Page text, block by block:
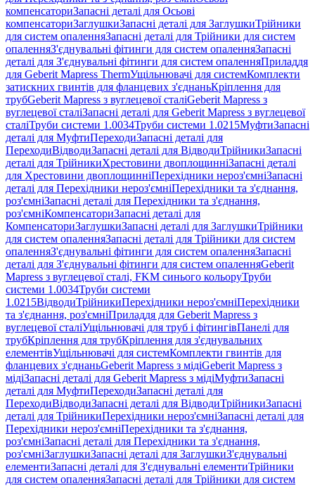
компенсаториЗапасні деталі для Осьові
компенсаториЗаглушкиЗапасні деталі для ЗаглушкиТрійники
для систем опаленняЗапасні деталі для Трійники для систем
опаленняЗ'єднувальні фітинги для систем опаленняЗапасні
деталі для З'єднувальні фітинги для систем опаленняПриладдя
для Geberit Mapress ThermУщільнювачі для системКомплекти
затискних гвинтів для фланцевих з'єднаньКріплення для
трубGeberit Mapress з вуглецевої сталіGeberit Mapress з
вуглецевої сталіЗапасні деталі для Geberit Mapress з вуглецевої
сталіТруби системи 1.0034Труби системи 1.0215МуфтиЗапасні
деталі для МуфтиПереходиЗапасні деталі для
ПереходиВідводиЗапасні деталі для ВідводиТрійникиЗапасні
деталі для ТрійникиХрестовини двоплощинніЗапасні деталі
для Хрестовини двоплощинніПерехідники нероз'ємніЗапасні
деталі для Перехідники нероз'ємніПерехідники та з'єднання,
роз'ємніЗапасні деталі для Перехідники та з'єднання,
роз'ємніКомпенсаториЗапасні деталі для
КомпенсаториЗаглушкиЗапасні деталі для ЗаглушкиТрійники
для систем опаленняЗапасні деталі для Трійники для систем
опаленняЗ'єднувальні фітинги для систем опаленняЗапасні
деталі для З'єднувальні фітинги для систем опаленняGeberit
Mapress з вуглецевої сталі, FKM синього кольоруТруби
системи 1.0034Труби системи
1.0215ВідводиТрійникиПерехідники нероз'ємніПерехідники
та з'єднання, роз'ємніПриладдя для Geberit Mapress з
вуглецевої сталіУщільнювачі для труб і фітингівПанелі для
трубКріплення для трубКріплення для з'єднувальних
елементівУщільнювачі для системКомплекти гвинтів для
фланцевих з'єднаньGeberit Mapress з мідіGeberit Mapress з
мідіЗапасні деталі для Geberit Mapress з мідіМуфтиЗапасні
деталі для МуфтиПереходиЗапасні деталі для
ПереходиВідводиЗапасні деталі для ВідводиТрійникиЗапасні
деталі для ТрійникиПерехідники нероз'ємніЗапасні деталі для
Перехідники нероз'ємніПерехідники та з'єднання,
роз'ємніЗапасні деталі для Перехідники та з'єднання,
роз'ємніЗаглушкиЗапасні деталі для ЗаглушкиЗ'єднувальні
елементиЗапасні деталі для З'єднувальні елементиТрійники
для систем опаленняЗапасні деталі для Трійники для систем